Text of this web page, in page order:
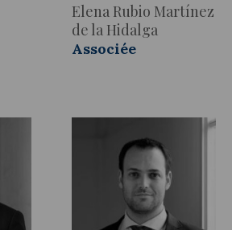
Elena Rubio Martínez
de la Hidalga
Associée